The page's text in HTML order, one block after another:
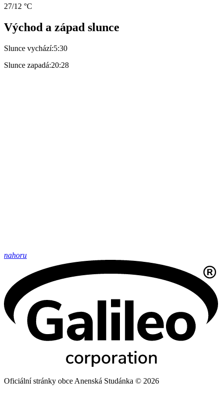
27/12 °C
Východ a západ slunce
Slunce vychází:5:30
Slunce zapadá:20:28
nahoru
Oficiální stránky obce Anenská Studánka © 2026